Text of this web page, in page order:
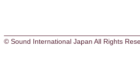
© Sound International Japan All Rights